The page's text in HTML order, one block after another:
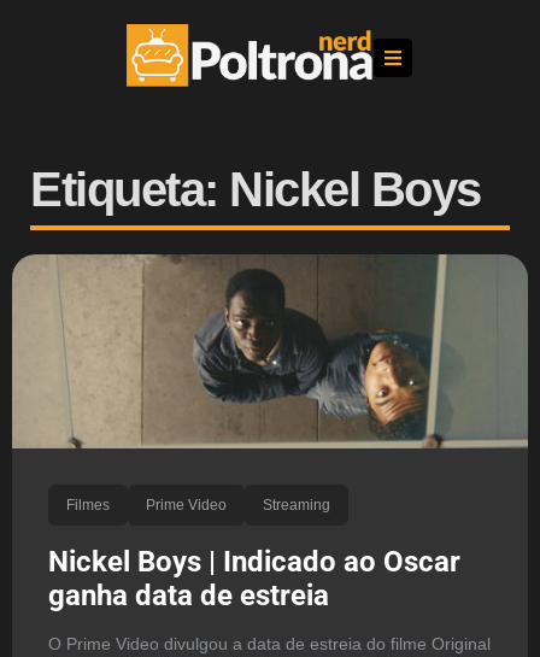
Etiqueta: Nickel Boys
Filmes Prime Video Streaming
Nickel Boys | Indicado ao Oscar
ganha data de estreia
O Prime Video divulgou a data de estreia do filme Original